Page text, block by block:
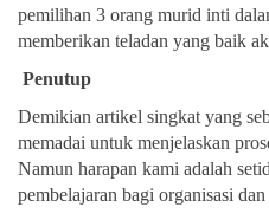
pemilihan 3 orang murid inti
memberikan teladan yang baik
Penutup
Demikian artikel singkat yang
memadai untuk menjelaskan
Namun harapan kami adalah
pembelajaran bagi organisasi